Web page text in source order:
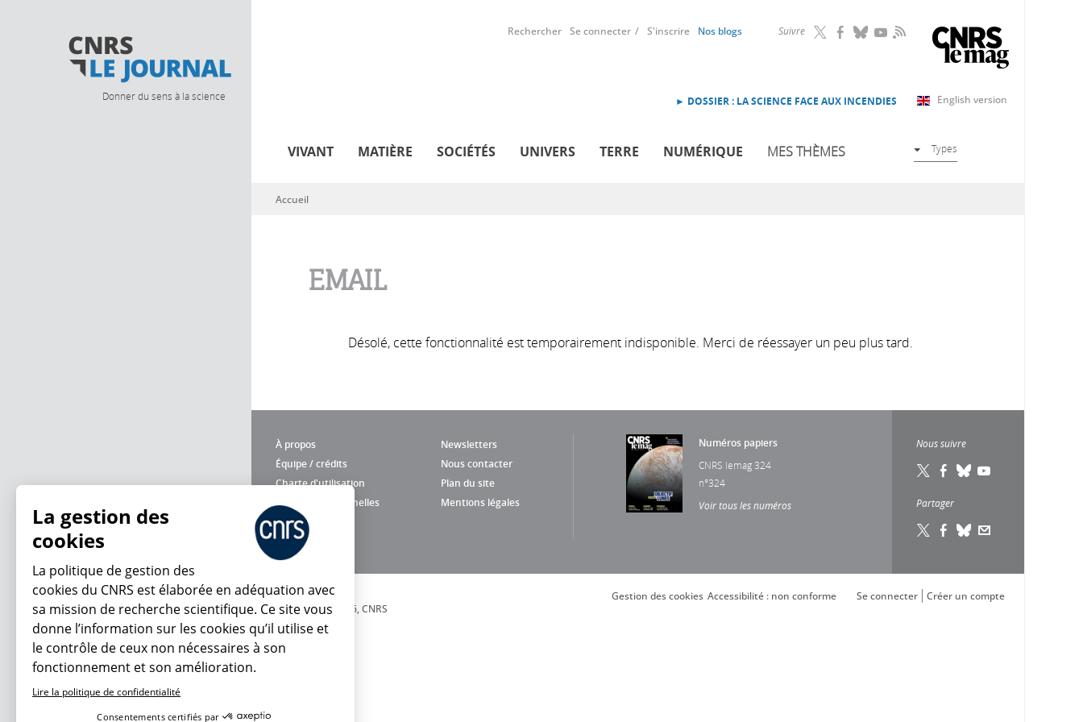
Donner du sens à la science
Suivre RSS
Rechercher Se connecter S'inscrire Nos blogs
English version
► DOSSIER : LA SCIENCE FACE AUX INCENDIES
VIVANT MATIÈRE SOCIÉTÉS UNIVERS TERRE NUMÉRIQUE MES THÈMES Types
Vous êtes ici
Accueil
EMAIL
Désolé, cette fonctionnalité est temporairement indisponible. Merci de réessayer un peu plus tard.
À propos
Newsletters
Équipe / crédits
Nous contacter
Charte d'utilisation
Plan du site
Données personnelles
Mentions légales
Numéros papiers
CNRS lemag 324
n°324
Voir tous les numéros
Nous suivre
Partager
© 2026, CNRS
Créer un compte
Se connecter
Accessibilité : non conforme
Gestion des cookies
La gestion des
cookies
La politique de gestion des
cookies du CNRS est élaborée en adéquation avec
sa mission de recherche scientifique. Ce site vous
donne l’information sur les cookies qu’il utilise et
le contrôle de ceux non nécessaires à son
fonctionnement et son amélioration.
Lire la politique de confidentialité
Consentements certifiés par